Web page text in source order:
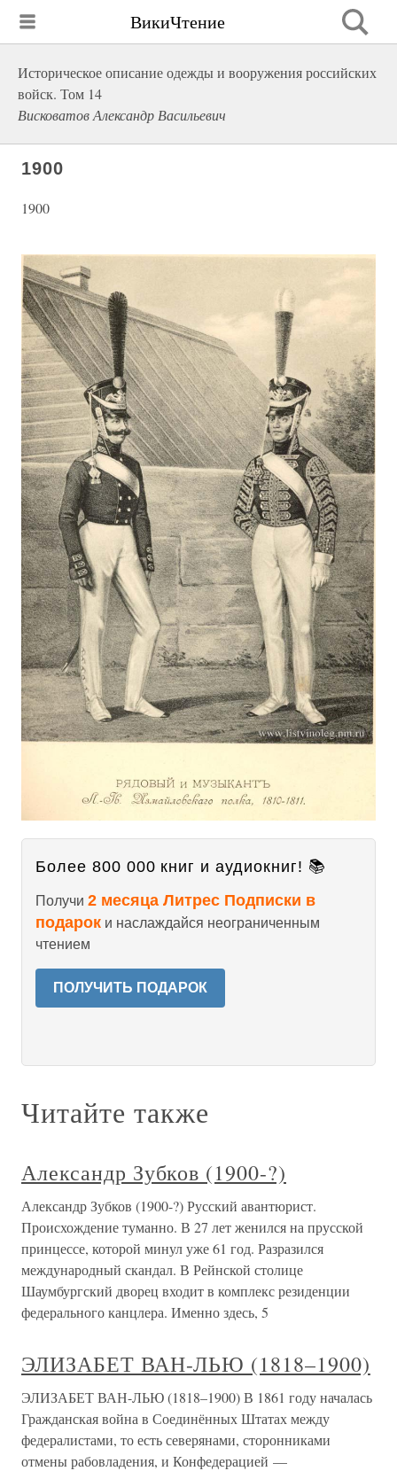
ВикиЧтение
Историческое описание одежды и вооружения российских
войск. Том 14
Висковатов Александр Васильевич
1900
1900
Более 800 000 книг и аудиокниг! 📚
Получи 2 месяца Литрес Подписки в
подарок и наслаждайся неограниченным
чтением
ПОЛУЧИТЬ ПОДАРОК
Читайте также
Александр Зубков (1900-?)
Александр Зубков (1900-?) Русский авантюрист.
Происхождение туманно. В 27 лет женился на прусской
принцессе, которой минул уже 61 год. Разразился
международный скандал. В Рейнской столице
Шаумбургский дворец входит в комплекс резиденции
федерального канцлера. Именно здесь, 5
ЭЛИЗАБЕТ ВАН-ЛЬЮ (1818–1900)
ЭЛИЗАБЕТ ВАН-ЛЬЮ (1818–1900) В 1861 году началась
Гражданская война в Соединённых Штатах между
федералистами, то есть северянами, сторонниками
отмены рабовладения, и Конфедерацией —